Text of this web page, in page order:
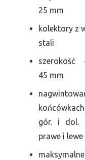
25 mm
kolektory z
stali
szerokość
45 mm
gór. i dol.
prawe i lewe
maksymalne